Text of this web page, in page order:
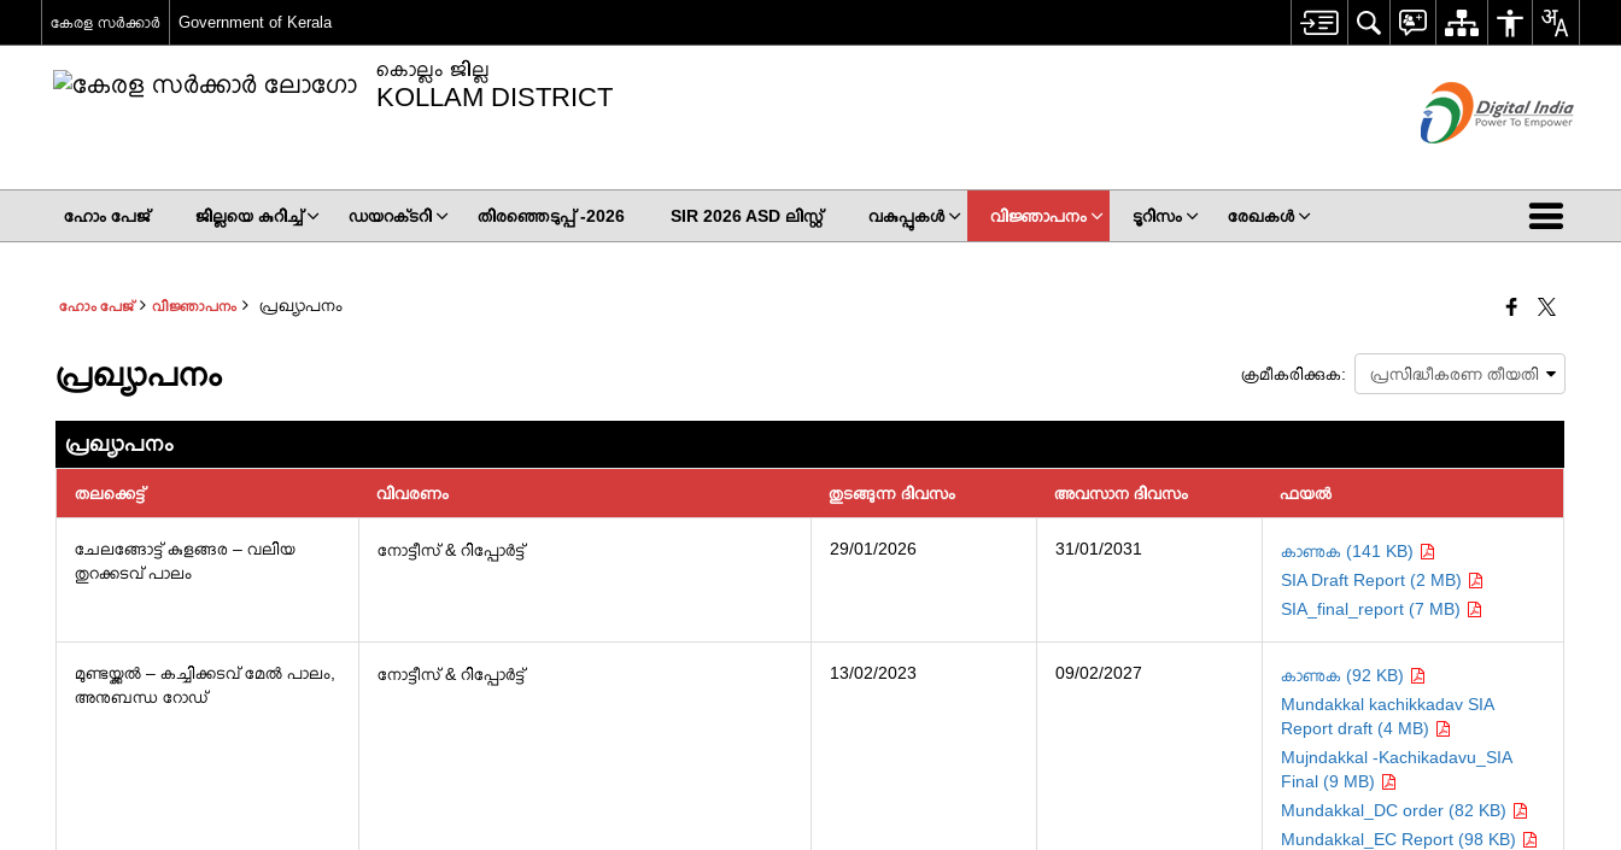
കേരള സര്‍ക്കാര്‍ Government of Kerala
കൊല്ലം ജില്ല
KOLLAM DISTRICT
ഹോം പേജ് ജില്ലയെ കുറിച്ച് ഡയറക്‌ടറി തിരഞ്ഞെടുപ്പ് -2026 SIR 2026 ASD ലിസ്റ്റ് വകുപ്പുകൾ വിജ്ഞാപനം ടൂറിസം രേഖകള്‍
ഹോം പേജ് വിജ്ഞാപനം പ്രഖ്യാപനം
പ്രഖ്യാപനം ക്രമീകരിക്കുക:
പ്രഖ്യാപനം
തലക്കെട്ട് വിവരണം തുടങ്ങുന്ന ദിവസം അവസാന ദിവസം ഫയല്‍
ചേലങ്ങോട്ട് കുളങ്ങര – വലിയ
തുറക്കടവ് പാലം
നോട്ടീസ് & റിപ്പോർട്ട് 29/01/2026 31/01/2031
കാണുക (141 KB)
SIA Draft Report (2 MB)
SIA_final_report (7 MB)
മുണ്ടയ്ക്കൽ – കച്ചിക്കടവ് മേൽ പാലം,
അനുബന്ധ റോഡ്
നോട്ടീസ് & റിപ്പോർട്ട് 13/02/2023 09/02/2027
കാണുക (92 KB)
Mundakkal kachikkadav SIA
Report draft (4 MB)
Mujndakkal -Kachikadavu_SIA
Final (9 MB)
Mundakkal_DC order (82 KB)
Mundakkal_EC Report (98 KB)